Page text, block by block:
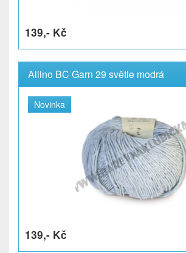
139,- Kč
Allino BC Garn 29 světle modrá
Novinka
139,- Kč